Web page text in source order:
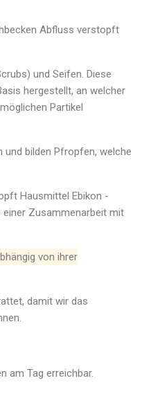
Abfluss verstopft
und Seifen. Diese
hergestellt, an welcher
Partikel
und bilden Pfropfen, welche
Hausmittel Ebikon -
einer Zusammenarbeit mit
von ihrer
damit wir das
am Tag erreichbar.